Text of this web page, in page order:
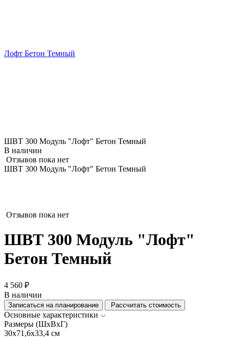
Лофт Бетон Темный
ШВТ 300 Модуль "Лофт" Бетон Темный
В наличии
Отзывов пока нет
ШВТ 300 Модуль "Лофт" Бетон Темный
Отзывов пока нет
ШВТ 300 Модуль "Лофт"
Бетон Темный
4 560 ₽
В наличии
Записаться на планирование Рассчитать стоимость
Основные характеристики
Размеры (ШхВхГ)
30x71,6x33,4 см